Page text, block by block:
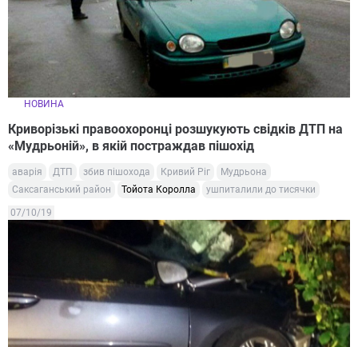
НОВИНА
Криворізькі правоохоронці розшукують свідків ДТП на
«Мудрьоній», в якій постраждав пішохід
аварія ДТП збив пішохода Кривий Ріг
Мудрьона
Саксаганський район
Тойота Королла ушпиталили до тисячки
07/10/19